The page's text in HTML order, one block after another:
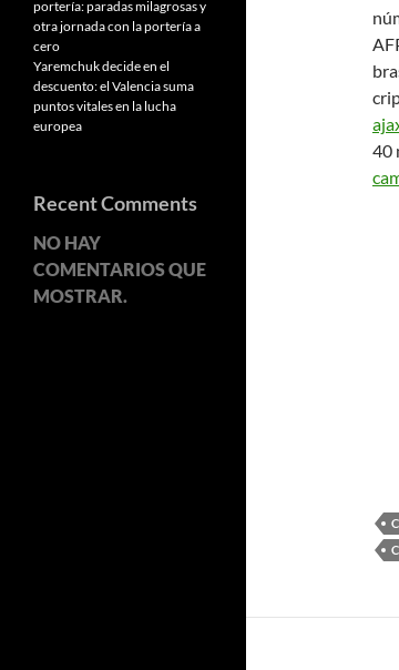
40
portería: paradas milagrosas y
otra jornada con la portería a
cero
Yaremchuk decide en el
descuento: el Valencia suma
puntos vitales en la lucha
europea
Recent Comments
NO HAY
COMENTARIOS QUE
MOSTRAR.